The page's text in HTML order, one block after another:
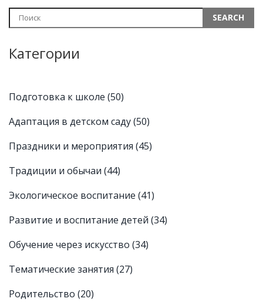
ошибки, которые родители часто совершают, помогая с
уроками.
Категории
Подготовка к школе (50)
Адаптация в детском саду(50)
Праздники и мероприятия (45)
Традиции и обычаи (44)
Экологическое воспитание (41)
Развитие и воспитание детей (34)
Обучение через искусство (34)
Тематические занятия (27)
Родительство (20)